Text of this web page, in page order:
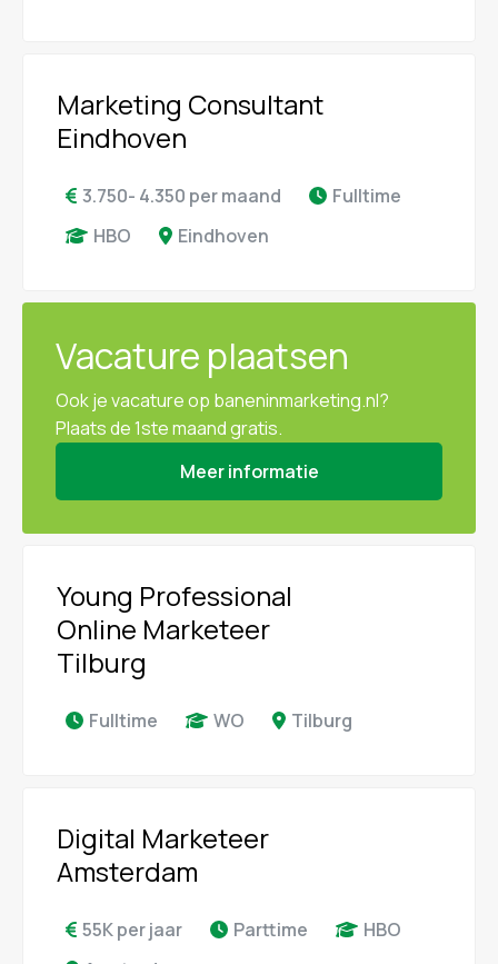
Marketing Consultant
Eindhoven
3.750- 4.350 per maand
Fulltime
HBO
Eindhoven
Vacature plaatsen
Ook je vacature op baneninmarketing.nl?
Plaats de 1ste maand gratis.
Meer informatie
Young Professional
Online Marketeer
Tilburg
Fulltime WO Tilburg
Digital Marketeer
Amsterdam
55K per jaar Parttime
HBO